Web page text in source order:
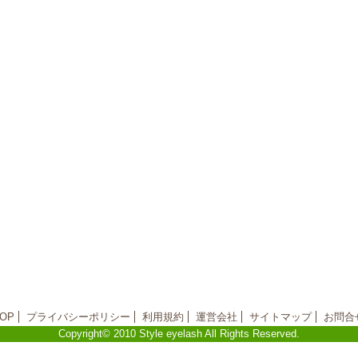
プライバシーポリシー 利用規約 運営会社 サイトマップ
お問合
Copyright© 2010 Style eyelash All Rights Reserved.